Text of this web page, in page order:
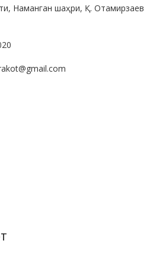
Наманган шаҳри, Қ. Отамирзаев